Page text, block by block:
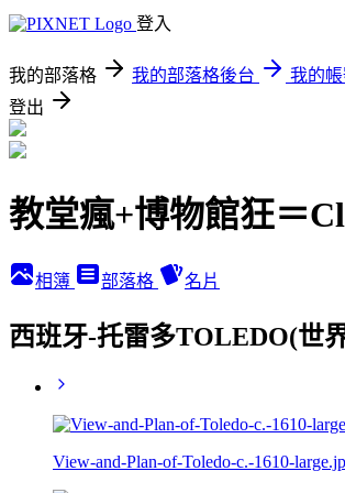
登入
我的部落格 我的部落格後台
我的
登出
教堂瘋+博物館狂＝
相簿 部落格 名片
西班牙-托雷多TOLEDO(世
View-and-Plan-of-Toledo-c.-1610-